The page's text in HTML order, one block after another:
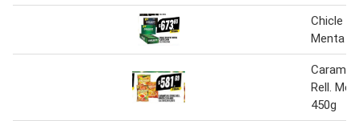
Chicle
Menta
Rell.
450g